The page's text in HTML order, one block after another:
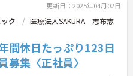
更新日：2025年04月02日
ク
医療法人SAKURA 志布志
間休日たっぷり123日
集〈正社員〉